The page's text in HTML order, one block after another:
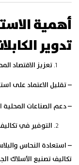
أهمية
تدوير
تعزيز الاقتصاد
– تقليل الاعتماد على
– دعم الصناعات المحلية
التوفير في تكاليف
– استعادة النحاس
تكاليف تصنيع الأسلاك